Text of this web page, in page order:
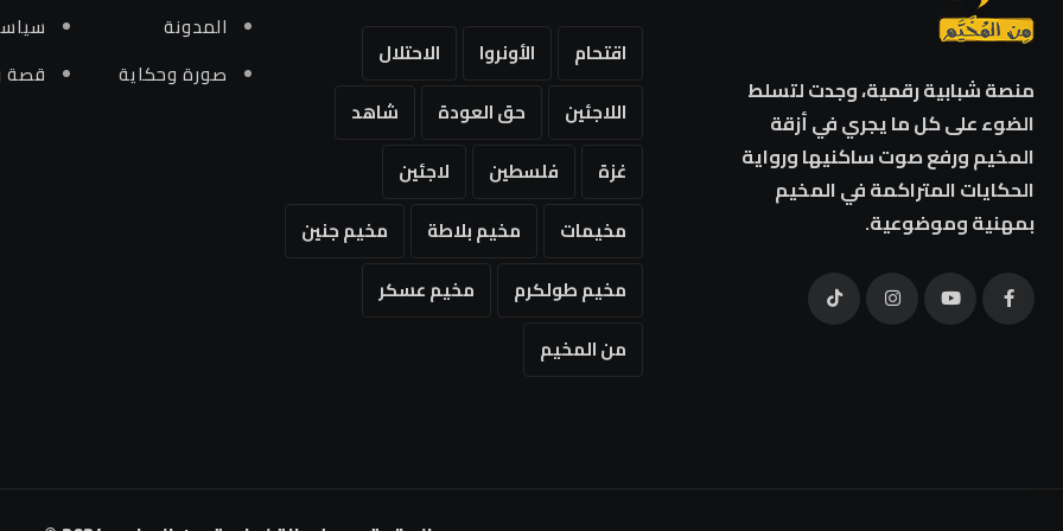
منصة شبابية رقمية، وجدت لتسلط
الضوء على كل ما يجري في أزقة
المخيم ورفع صوت ساكنيها ورواية
الحكايات المتراكمة في المخيم
بمهنية وموضوعية.
اقتحام الأونروا
الاحتلال
اللاجئين
حق العودة
شاهد
غزة
فلسطين
لاجئين
مخيمات
مخيم بلاطة
مخيم جنين
مخيم طولكرم
مخيم عسكر
من المخيم
المدونة
صورة وحكاية
قصة